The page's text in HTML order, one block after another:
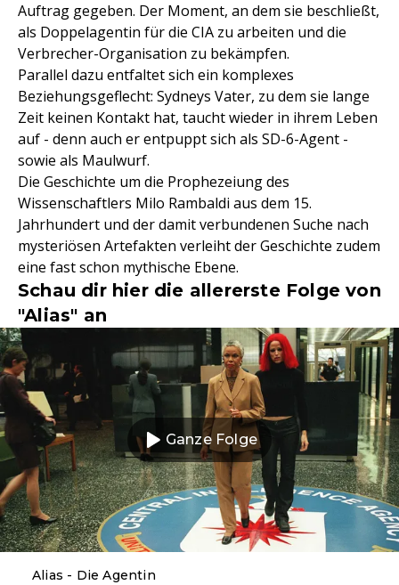
Auftrag gegeben. Der Moment, an dem sie beschließt,
als Doppelagentin für die CIA zu arbeiten und die
Verbrecher-Organisation zu bekämpfen.
Parallel dazu entfaltet sich ein komplexes
Beziehungsgeflecht: Sydneys Vater, zu dem sie lange
Zeit keinen Kontakt hat, taucht wieder in ihrem Leben
auf - denn auch er entpuppt sich als SD-6-Agent -
sowie als Maulwurf.
Die Geschichte um die Prophezeiung des
Wissenschaftlers Milo Rambaldi aus dem 15.
Jahrhundert und der damit verbundenen Suche nach
mysteriösen Artefakten verleiht der Geschichte zudem
eine fast schon mythische Ebene.
Schau dir hier die allererste Folge von
"Alias" an
Ganze Folge
Alias - Die Agentin